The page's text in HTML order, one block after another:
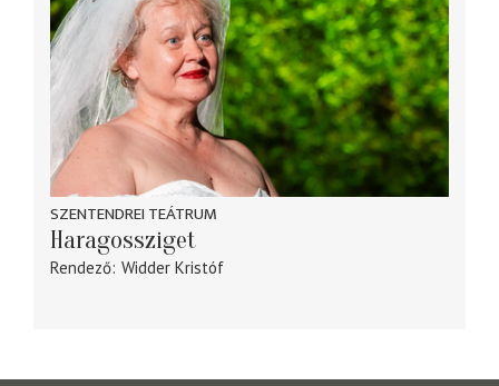
SZENTENDREI TEÁTRUM
Haragossziget
Rendező Widder Kristóf